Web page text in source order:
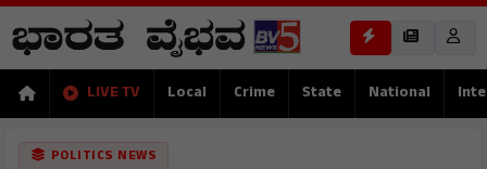
LIVE TV Local Crime State National
POLITICS NEWS